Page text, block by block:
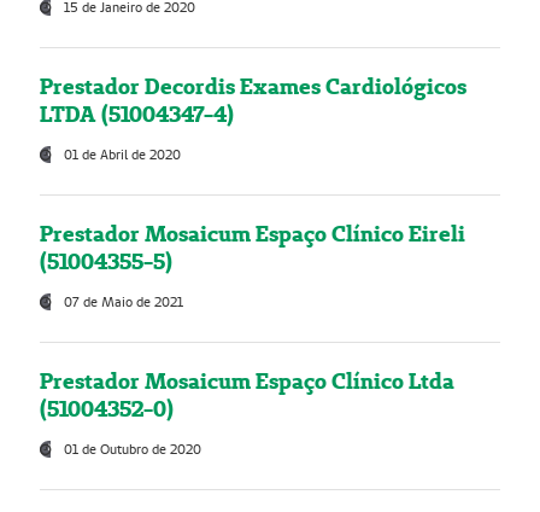
15 de Janeiro de 2020
Prestador Decordis Exames Cardiológicos
LTDA (51004347-4)
01 de Abril de 2020
Prestador Mosaicum Espaço Clínico Eireli
(51004355-5)
07 de Maio de 2021
Prestador Mosaicum Espaço Clínico Ltda
(51004352-0)
01 de Outubro de 2020